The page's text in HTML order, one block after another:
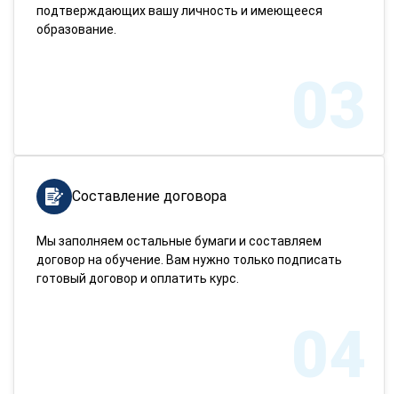
подтверждающих вашу личность и имеющееся
образование.
03
Составление договора
Мы заполняем остальные бумаги и составляем
договор на обучение. Вам нужно только подписать
готовый договор и оплатить курс.
04